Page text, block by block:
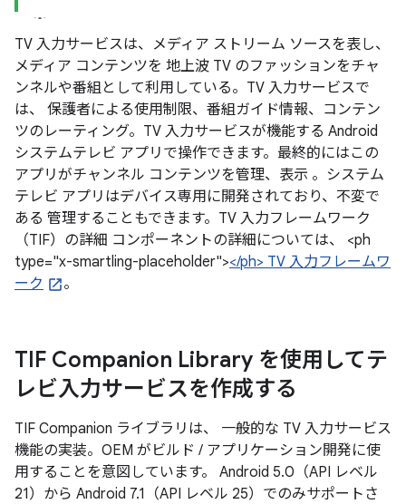
TV 入力サービスは、メディア ストリーム ソースを表し、
メディア コンテンツを 地上波 TV のファッションをチャ
ンネルや番組として利用している。TV 入力サービスで
は、 保護者による使用制限、番組ガイド情報、コンテン
ツのレーティング。TV 入力サービスが機能する Android
システムテレビ アプリで操作できます。最終的にはこの
アプリがチャンネル コンテンツを管理、表示 。システム
テレビ アプリはデバイス専用に開発されており、不変で
ある 管理することもできます。TV 入力フレームワーク
（TIF）の詳細 コンポーネントの詳細については、 <ph
type="x-smartling-placeholder"></ph> TV 入力フレームワ
ーク
。
TIF Companion Library を使用してテ
レビ入力サービスを作成する
TIF Companion ライブラリは、 一般的な TV 入力サービス
機能の実装。OEM がビルド / アプリケーション開発に使
用することを意図しています。 Android 5.0（API レベル
21）から Android 7.1（API レベル 25）でのみサポートさ